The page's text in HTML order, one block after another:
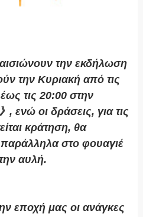
την εκδήλωση
την Κυριακή από τις
τις 20:00 στην
, ενώ οι δράσεις, για τις
κράτηση, θα
στο φουαγιέ
αυλή.
εποχή μας οι ανάγκες